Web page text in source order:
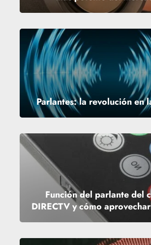
Parlantes: la revolución en
Función del parlante del
DIRECTV y cómo